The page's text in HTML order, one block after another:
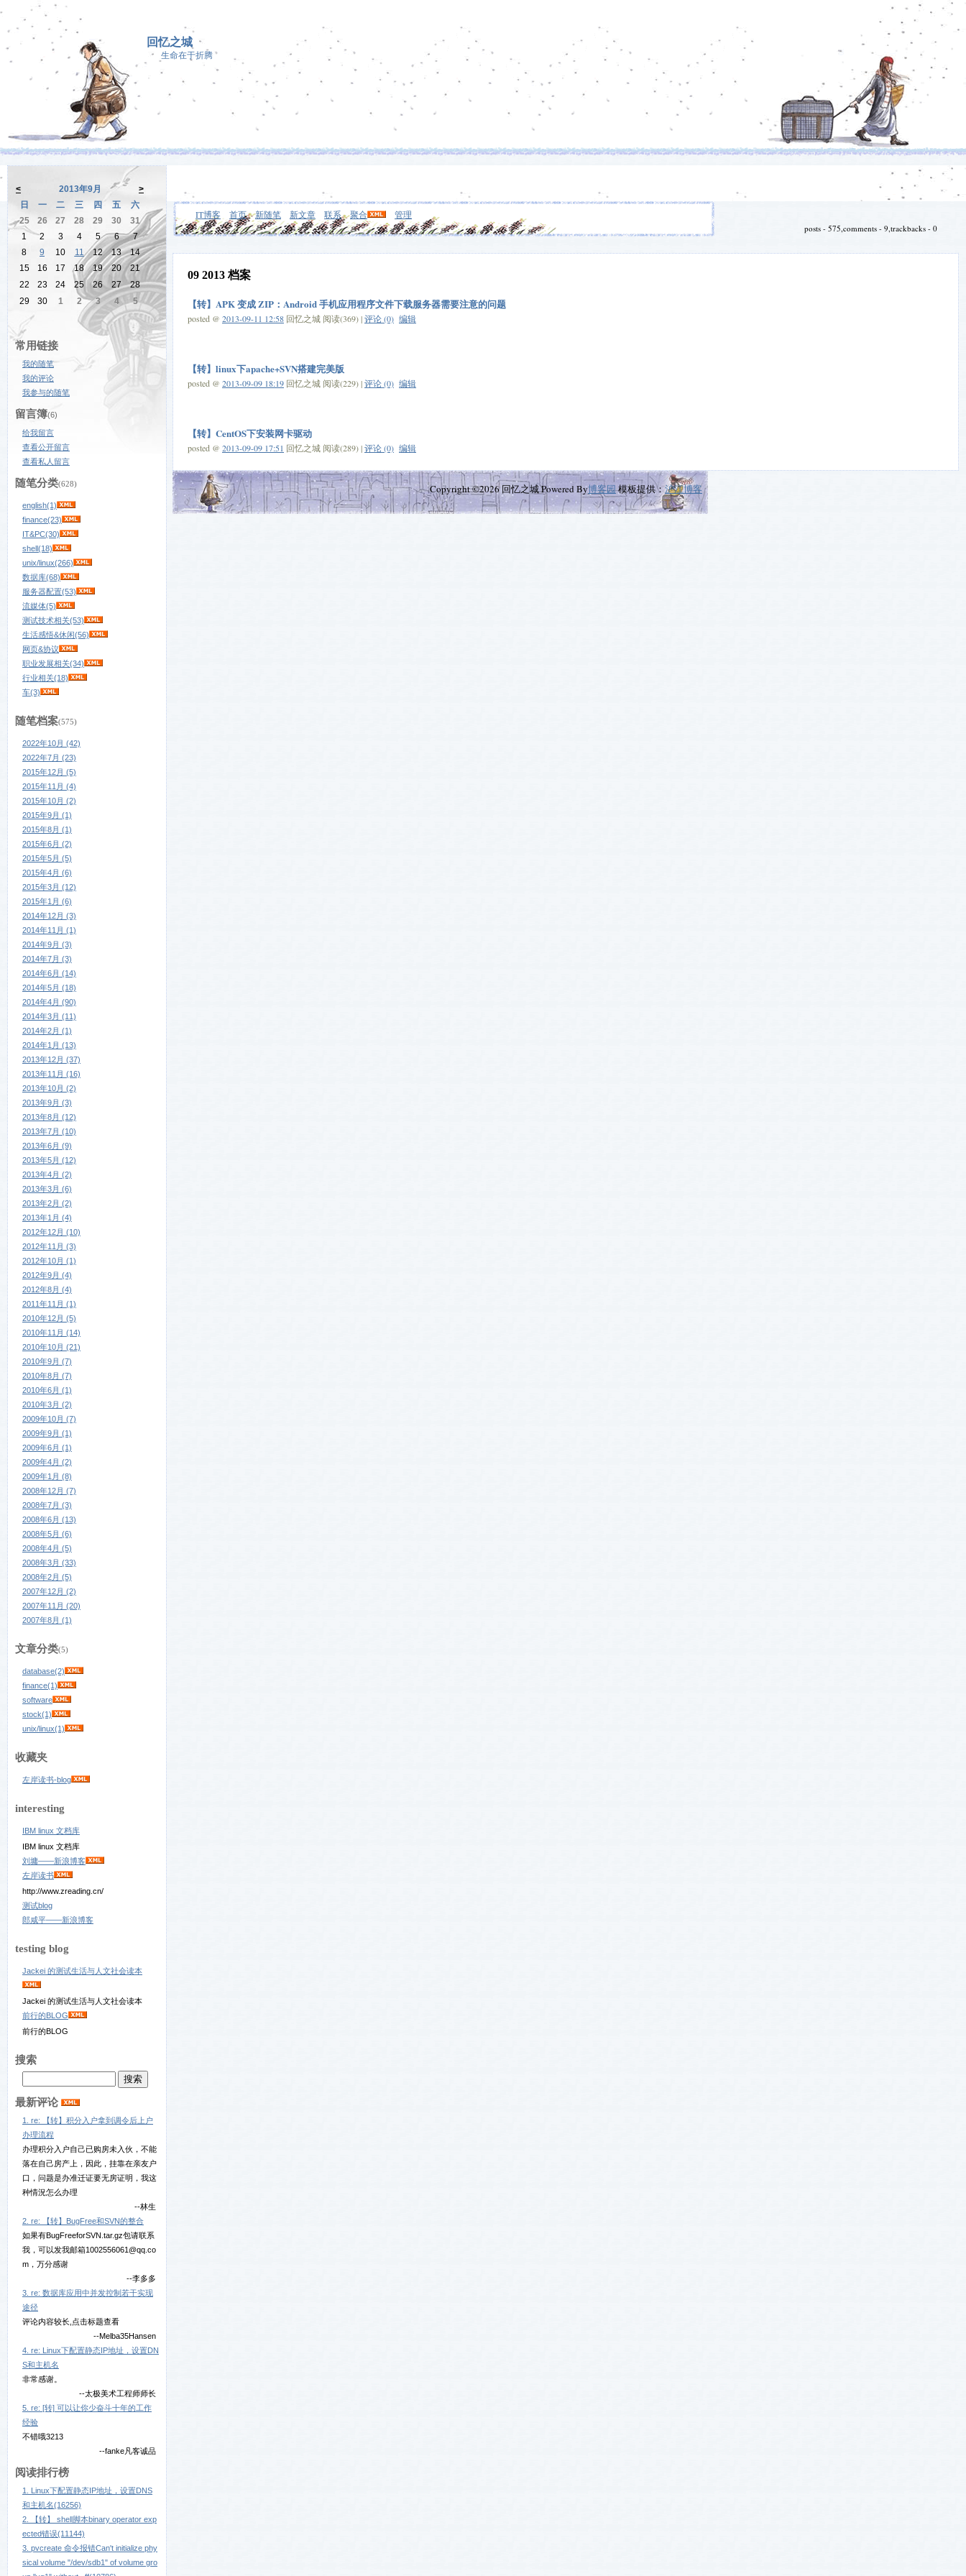
回忆之城
生命在于折腾
IT博客 首页 新随笔 新文章 联系 聚合 管理
posts - 575,comments - 9,trackbacks - 0
< 2013年9月
>
日
一 二 三 四 五
六
25
26 27 28 29 30
31
1
2 3 4 5 6
7
8
9 10 11 12 13
14
15
16 17 18 19 20
21
22
23 24 25 26 27
28
29
30 1 2 3 4 5
常用链接
我的随笔
我的评论
我参与的随笔
留言簿(6)
给我留言
查看公开留言
查看私人留言
随笔分类(628)
english(1)
finance(23)
IT&PC(30)
shell(18)
unix/linux(266)
数据库(68)
服务器配置(53)
流媒体(5)
测试技术相关(53)
生活感悟&休闲(56)
网页&协议
职业发展相关(34)
行业相关(18)
车(3)
随笔档案(575)
2022年10月 (42)
2022年7月 (23)
2015年12月 (5)
2015年11月 (4)
2015年10月 (2)
2015年9月 (1)
2015年8月 (1)
2015年6月 (2)
2015年5月 (5)
2015年4月 (6)
2015年3月 (12)
2015年1月 (6)
2014年12月 (3)
2014年11月 (1)
2014年9月 (3)
2014年7月 (3)
2014年6月 (14)
2014年5月 (18)
2014年4月 (90)
2014年3月 (11)
2014年2月 (1)
2014年1月 (13)
2013年12月 (37)
2013年11月 (16)
2013年10月 (2)
2013年9月 (3)
2013年8月 (12)
2013年7月 (10)
2013年6月 (9)
2013年5月 (12)
2013年4月 (2)
2013年3月 (6)
2013年2月 (2)
2013年1月 (4)
2012年12月 (10)
2012年11月 (3)
2012年10月 (1)
2012年9月 (4)
2012年8月 (4)
2011年11月 (1)
2010年12月 (5)
2010年11月 (14)
2010年10月 (21)
2010年9月 (7)
2010年8月 (7)
2010年6月 (1)
2010年3月 (2)
2009年10月 (7)
2009年9月 (1)
2009年6月 (1)
2009年4月 (2)
2009年1月 (8)
2008年12月 (7)
2008年7月 (3)
2008年6月 (13)
2008年5月 (6)
2008年4月 (5)
2008年3月 (33)
2008年2月 (5)
2007年12月 (2)
2007年11月 (20)
2007年8月 (1)
文章分类(5)
database(2)
finance(1)
software
stock(1)
unix/linux(1)
收藏夹
左岸读书-blog
interesting
IBM linux 文档库
IBM linux 文档库
刘墉——新浪博客
左岸读书
http://www.zreading.cn/
测试blog
郎咸平——新浪博客
testing blog
Jackei 的测试生活与人文社会读本
Jackei 的测试生活与人文社会读本
前行的BLOG
前行的BLOG
搜索
最新评论
1. re: 【转】积分入户拿到调令后上户
办理流程
办理积分入户自己已购房未入伙，不能
落在自己房产上，因此，挂靠在亲友户
口，问题是办准迁证要无房证明，我这
种情況怎么办理
--林生
2. re: 【转】BugFree和SVN的整合
如果有BugFreeforSVN.tar.gz包请联系
我，可以发我邮箱1002556061@qq.co
m，万分感谢
--李多多
3. re: 数据库应用中并发控制若干实现
途径
评论内容较长,点击标题查看
--Melba35Hansen
4. re: Linux下配置静态IP地址，设置DN
S和主机名
非常感谢。
--太极美术工程师师长
5. re: [转] 可以让你少奋斗十年的工作
经验
不错哦3213
--fanke凡客诚品
阅读排行榜
1. Linux下配置静态IP地址，设置DNS
和主机名(16256)
2. 【转】 shell脚本binary operator exp
ected错误(11144)
3. pvcreate 命令报错Can't initialize phy
sical volume "/dev/sdb1" of volume gro
09 2013 档案
【转】APK 变成 ZIP：Android 手机应用程序文件下载服务器需要注意的问题
posted @ 2013-09-11 12:58 回忆之城 阅读(369) |评论 (0) 编辑
【转】linux下apache+SVN搭建完美版
posted @ 2013-09-09 18:19 回忆之城 阅读(229) |评论 (0) 编辑
【转】CentOS下安装网卡驱动
posted @ 2013-09-09 17:51 回忆之城 阅读(289) |评论 (0) 编辑
Copyright ©2026 回忆之城 Powered By博客园模板提供： 沪江博客